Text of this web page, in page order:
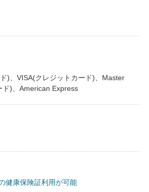
)、VISA(クレジットカード)、Master
)、American Express
健康保険証利用が可能